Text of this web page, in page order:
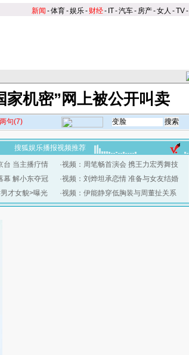
新闻 -体育-娱乐- 财经- IT-汽车- 房产-女人 -TV-
家机密”网上被公开叫卖
句(7)
搜狐娱乐播报视频推荐
台 当主播疗情
幕 解小东夺冠
才女貌>曝光
·视频：周笔畅首演会 携王力宏秀舞技
·视频：刘烨坦承恋情 准备与女友结婚
·视频：伊能静穿低胸装与周董扯关系